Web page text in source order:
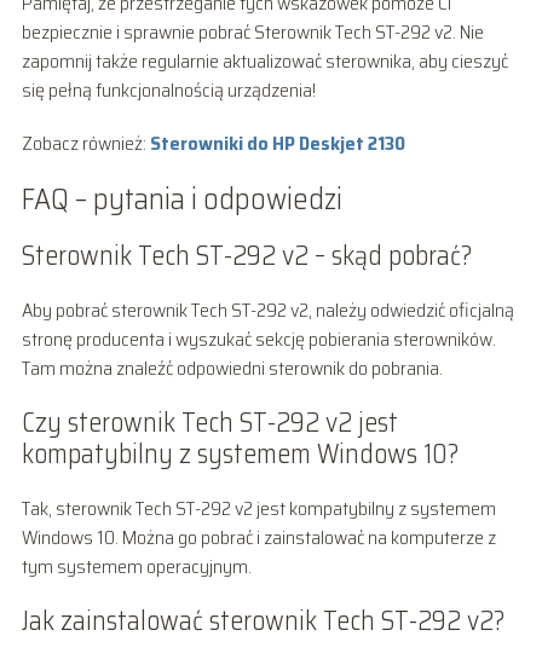
bezpiecznie i sprawnie pobrać Sterownik Tech ST-292 v2. Nie
zapomnij także regularnie aktualizować sterownika, aby cieszyć
się pełną funkcjonalnością urządzenia!
Zobacz również: Sterowniki do HP Deskjet 2130
FAQ – pytania i odpowiedzi
Sterownik Tech ST-292 v2 – skąd pobrać?
Aby pobrać sterownik Tech ST-292 v2, należy odwiedzić oficjalną
stronę producenta i wyszukać sekcję pobierania sterowników.
Tam można znaleźć odpowiedni sterownik do pobrania.
Czy sterownik Tech ST-292 v2 jest
kompatybilny z systemem Windows 10?
Tak, sterownik Tech ST-292 v2 jest kompatybilny z systemem
Windows 10. Można go pobrać i zainstalować na komputerze z
tym systemem operacyjnym.
Jak zainstalować sterownik Tech ST-292 v2?